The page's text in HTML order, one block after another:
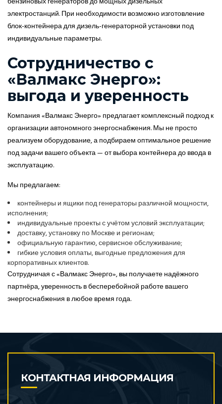
электростанций. При необходимости возможно изготовление
блок-контейнера для дизель-генераторной установки под
индивидуальные параметры.
Сотрудничество с
«Валмакс Энерго»:
выгода и уверенность
Компания «Валмакс Энерго» предлагает комплексный подход к
организации автономного энергоснабжения. Мы не просто
реализуем оборудование, а подбираем оптимальное решение
под задачи вашего объекта — от выбора контейнера до ввода в
эксплуатацию.
Мы предлагаем:
контейнеры и ящики под генераторы различной мощности,
исполнения;
индивидуальные проекты с учётом условий эксплуатации;
доставку, установку по Москве и регионам;
официальную гарантию, сервисное обслуживание;
гибкие условия оплаты, выгодные предложения для
корпоративных клиентов.
Сотрудничая с «Валмакс Энерго», вы получаете надёжного
партнёра, уверенность в бесперебойной работе вашего
энергоснабжения в любое время года.
КОНТАКТНАЯ ИНФОРМАЦИЯ